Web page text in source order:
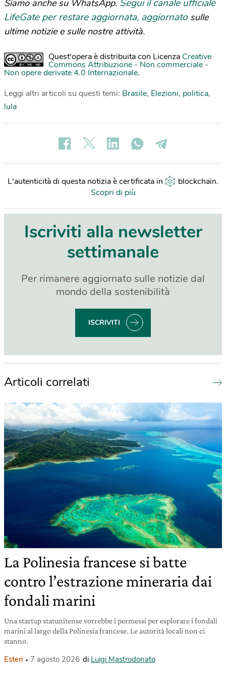
Siamo anche su WhatsApp. Segui il canale ufficiale
LifeGate per restare aggiornata, aggiornato sulle
ultime notizie e sulle nostre attività.
Quest'opera è distribuita con Licenza Creative
Commons Attribuzione - Non commerciale -
Non opere derivate 4.0 Internazionale.
Leggi altri articoli su questi temi: Brasile, Elezioni, politica,
lula
L'autenticità di questa notizia è certificata in blockchain.
Scopri di più
Iscriviti alla newsletter
settimanale
Per rimanere aggiornato sulle notizie dal
mondo della sostenibilità
ISCRIVITI
Articoli correlati
La Polinesia francese si batte
contro l’estrazione mineraria dai
fondali marini
Una startup statunitense vorrebbe i permessi per esplorare i fondali
marini al largo della Polinesia francese. Le autorità locali non ci
stanno.
Esteri 7 agosto 2026 di Luigi Mastrodonato